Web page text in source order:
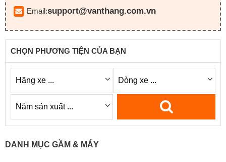
Email:support@vanthang.com.vn
CHỌN PHƯƠNG TIỆN CỦA BẠN
DANH MỤC GẦM & MÁY